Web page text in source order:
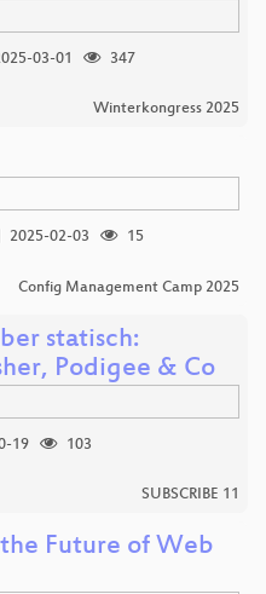
03-01
347
Winterkongress 2025
2025-02-03
15
Config Management Camp 2025
statisch:
Podigee & Co
19
103
SUBSCRIBE 11
Future of Web